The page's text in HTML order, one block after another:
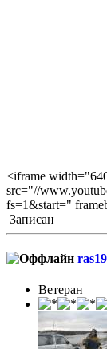
<iframe
src="//
fs=1&start="
Записан
Ветеран